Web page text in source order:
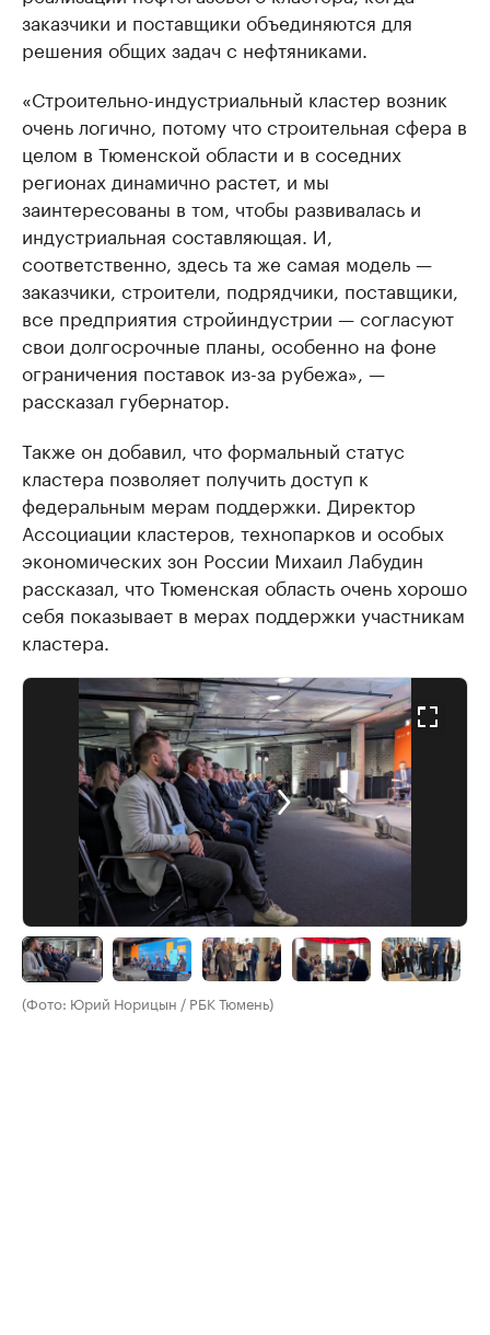
заказчики и поставщики объединяются для
решения общих задач с нефтяниками.
«Строительно-индустриальный кластер возник
очень логично, потому что строительная сфера в
целом в Тюменской области и в соседних
регионах динамично растет, и мы
заинтересованы в том, чтобы развивалась и
индустриальная составляющая. И,
соответственно, здесь та же самая модель —
заказчики, строители, подрядчики, поставщики,
все предприятия стройиндустрии — согласуют
свои долгосрочные планы, особенно на фоне
ограничения поставок из-за рубежа», —
рассказал губернатор.
Также он добавил, что формальный статус
кластера позволяет получить доступ к
федеральным мерам поддержки. Директор
Ассоциации кластеров, технопарков и особых
экономических зон России Михаил Лабудин
рассказал, что Тюменская область очень хорошо
себя показывает в мерах поддержки участникам
кластера.
(Фото: Юрий Норицын / РБК Тюмень)